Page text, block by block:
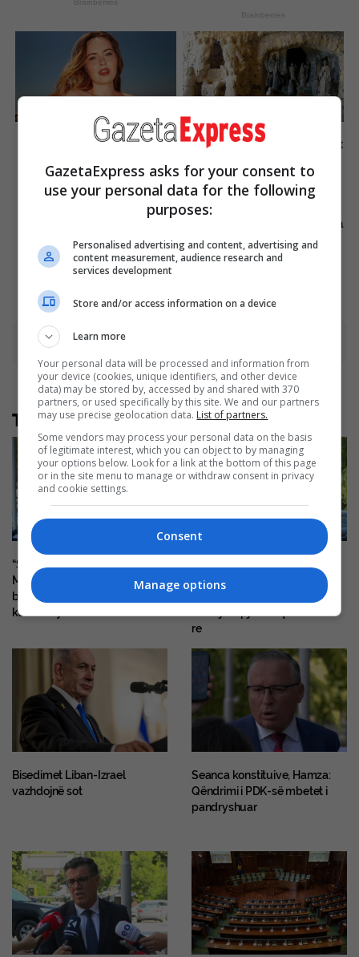
Brainberries
Brainberries
Once Criticized For Her
Figure, Now She's Turning
Brainberries
17 Rare Churches
Underground That Still Exist
She Gave Up A Normal Life
Brainberries
Remember Them? These
'90s Couples Defined An Era
Brainberries
Të tjera nga rubrika
“Sot nuk votoj asgjë”, Balje:
Mes meje dhe VV-së nuk ka
besim, qëndrimet e mia nuk
kanë ndryshuar
votojmë kryeparlamentarin
dhe nënkryetarët, s’e di nëse
re
Bisedimet Liban-Izrael
vazhdojnë sot
Seanca konstituive, Hamza:
Qëndrimi i PDK-së mbetet i
pandryshuar
GazetaExpress asks for your consent to
use your personal data for the following
purposes:
Personalised advertising and content, advertising and
content measurement, audience research and
services development
Store and/or access information on a device
Learn more
Your personal data will be processed and information from
your device (cookies, unique identifiers, and other device
data) may be stored by, accessed by and shared with 370
partners, or used specifically by this site. We and our partners
may use precise geolocation data. List of partners.
Some vendors may process your personal data on the basis
of legitimate interest, which you can object to by managing
your options below. Look for a link at the bottom of this page
or in the site menu to manage or withdraw consent in privacy
and cookie settings.
Consent
Manage options